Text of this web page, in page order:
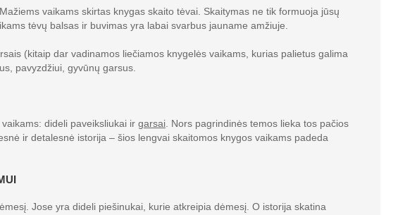
vaikams skirtas knygas skaito tėvai. Skaitymas ne tik formuoja jūsų
tėvų balsas ir buvimas yra labai svarbus jauname amžiuje.
(kitaip dar vadinamos liečiamos knygelės vaikams, kurias palietus galima
pavyzdžiui, gyvūnų garsus.
dideli paveiksliukai ir garsai . Nors pagrindinės temos lieka tos pačios
ir detalesnė istorija – šios lengvai skaitomos knygos vaikams padeda
Jose yra dideli piešinukai, kurie atkreipia dėmesį. O istorija skatina